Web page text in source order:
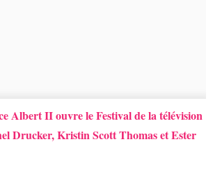
Albert II ouvre le Festival de la télévision
Drucker, Kristin Scott Thomas et Ester